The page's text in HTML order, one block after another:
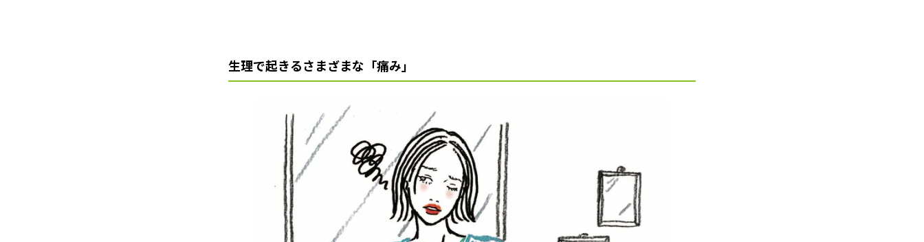
生理で起きるさまざまな「痛み」